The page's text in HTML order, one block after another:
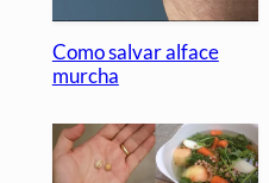
Como salvar alface
murcha